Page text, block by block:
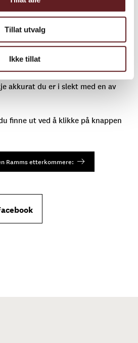
Tillat utvalg
Ikke tillat
Preben Ramms
oversikt over eidsvollsmennenes
akkurat du er i slekt med en av
finne ut ved å klikke på knappen
Ramms etterkommere: